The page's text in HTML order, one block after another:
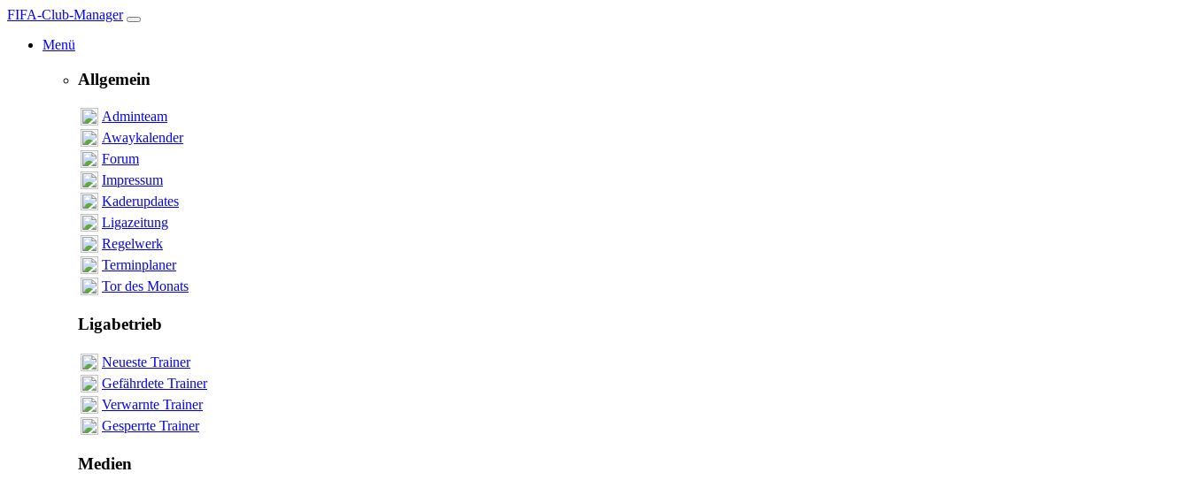
FIFA-Club-Manager
Menü
Allgemein
Adminteam
Awaykalender
Forum
Impressum
Kaderupdates
Ligazeitung
Regelwerk
Terminplaner
Tor des Monats
Ligabetrieb
Neueste Trainer
Gefährdete Trainer
Verwarnte Trainer
Gesperrte Trainer
Medien